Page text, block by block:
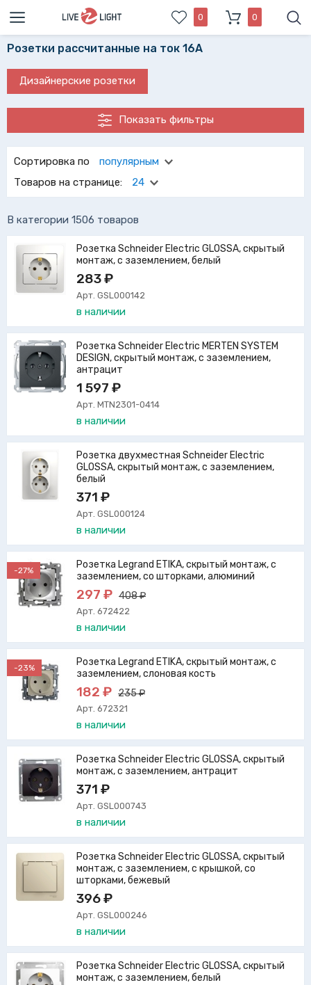
0 0
Розетки рассчитанные на ток 16А
Дизайнерские розетки
Показать фильтры
Сортировка по
популярным
Товаров на странице:
24
В категории 1506 товаров
Розетка Schneider Electric GLOSSA, скрытый
монтаж, с заземлением, белый
283 ₽
Арт. GSL000142
в наличии
Розетка Schneider Electric MERTEN SYSTEM
DESIGN, скрытый монтаж, с заземлением,
антрацит
1 597 ₽
Арт. MTN2301-0414
в наличии
Розетка двухместная Schneider Electric
GLOSSA, скрытый монтаж, с заземлением,
белый
371 ₽
Арт. GSL000124
в наличии
-27%
Розетка Legrand ETIKA, скрытый монтаж, с
заземлением, со шторками, алюминий
297 ₽ 408 ₽
Арт. 672422
в наличии
-23%
Розетка Legrand ETIKA, скрытый монтаж, с
заземлением, слоновая кость
182 ₽ 235 ₽
Арт. 672321
в наличии
Розетка Schneider Electric GLOSSA, скрытый
монтаж, с заземлением, антрацит
371 ₽
Арт. GSL000743
в наличии
Розетка Schneider Electric GLOSSA, скрытый
монтаж, с заземлением, с крышкой, со
шторками, бежевый
396 ₽
Арт. GSL000246
в наличии
Розетка Schneider Electric GLOSSA, скрытый
монтаж, с заземлением, белый